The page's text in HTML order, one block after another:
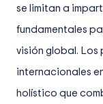
se limitan a
fundamentales
visión global.
internacionales
holístico que